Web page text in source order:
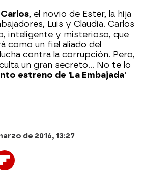
Carlos, el novio de Ester, la hija
Luis y Claudia. Carlos
inteligente y misterioso, que
como un fiel aliado del
contra la corrupción. Pero,
un gran secreto... No te lo
estreno de 'La Embajada'
de 2016, 13:27
Flipboard